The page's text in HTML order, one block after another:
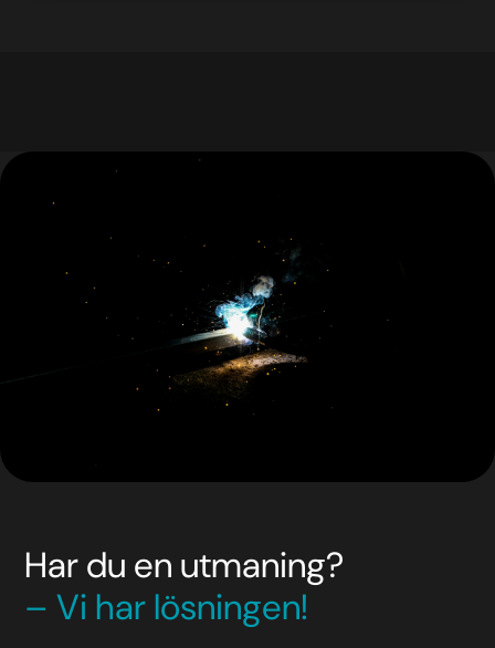
Har du en utmaning?
– Vi har lösningen!